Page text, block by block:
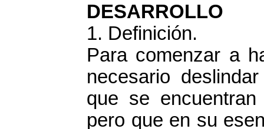
DESARROLLO
1. Definición.
Para comenzar a
necesario
que se
pero que en su